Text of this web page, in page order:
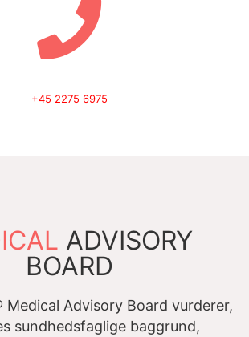
+45 2275 6975
ADVISORY
BOARD
Advisory Board vurderer,
sundhedsfaglige baggrund,